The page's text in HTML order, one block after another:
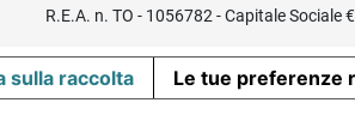
R.E.A. n. TO - 1056782 - Capitale Sociale
sulla raccolta Le tue preferenze